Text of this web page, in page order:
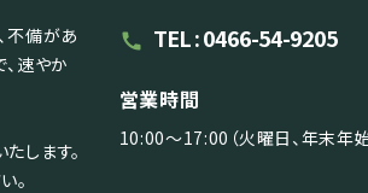
不備があ
速やか
します。
。
call TEL : 0466-54-9205
営業時間
10:00～17:00（火曜日、年末年始